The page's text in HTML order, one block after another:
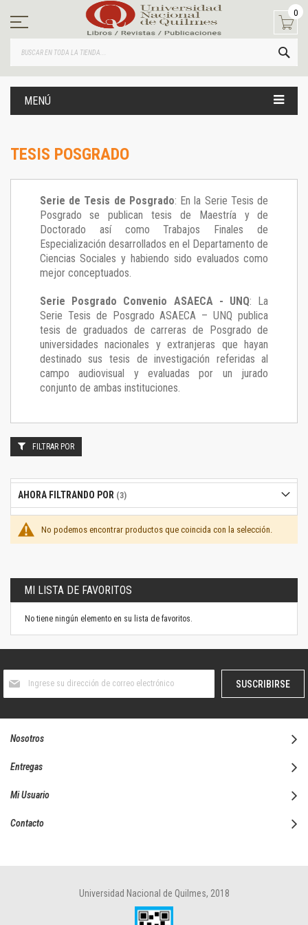
contenido
0
MENÚ
TESIS POSGRADO
Serie de Tesis de Posgrado: En la Serie Tesis de
Posgrado se publican tesis de Maestría y de
Doctorado así como Trabajos Finales de
Especialización desarrollados en el Departamento de
Ciencias Sociales y habiendo sido evaluados como
mejor conceptuados.
Serie Posgrado Convenio ASAECA - UNQ: La
Serie Tesis de Posgrado ASAECA – UNQ publica
tesis de graduados de carreras de Posgrado de
universidades nacionales y extranjeras que hayan
destinado sus tesis de investigación referidas al
campo audiovisual y evaluadas por un jurado
conjunto de ambas instituciones.
No podemos encontrar productos que coincida con la selección.
FILTRAR POR
AHORA FILTRANDO POR
MI LISTA DE FAVORITOS
No tiene ningún elemento en su lista de favoritos.
boletín
SUSCRIBIRSE
Nosotros
Entregas
Mi Usuario
Contacto
Universidad Nacional de Quilmes, 2018